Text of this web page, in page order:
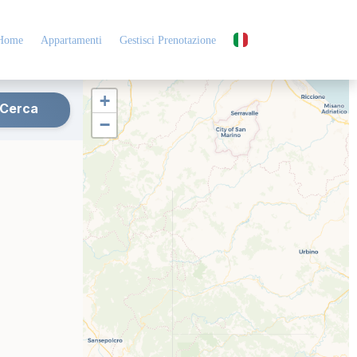
Appartamenti Gestisci Prenotazione
Cerca
+
−